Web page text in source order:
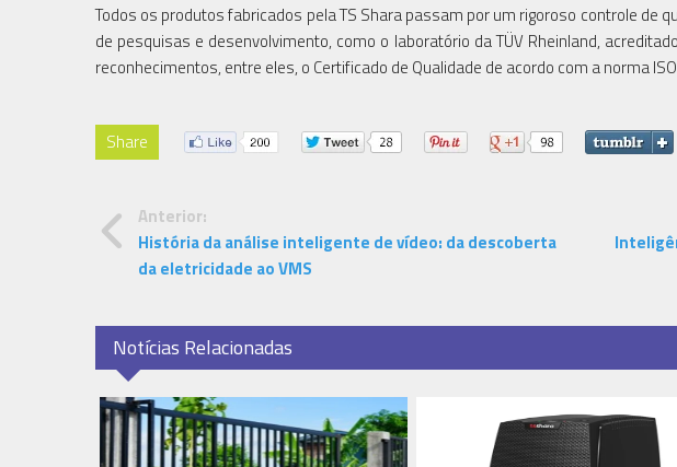
Todos os produtos fabricados pela TS Shara passam por um rigoroso controle de
de pesquisas e desenvolvimento, como o laboratório da TÜV Rheinland,
reconhecimentos, entre eles, o Certificado de Qualidade de acordo com a norma
Share
Anterior:
História da análise inteligente de vídeo: da descoberta
da eletricidade ao VMS
Notícias Relacionadas